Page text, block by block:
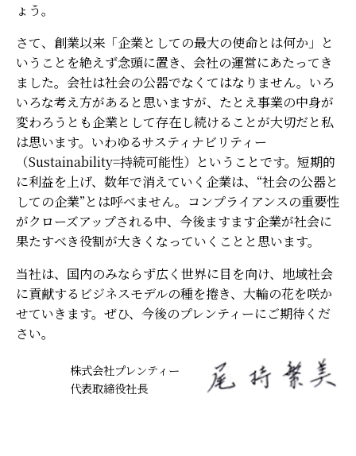
ょう。
さて、創業以来「企業としての最大の使命とは何か」と
いうことを絶えず念頭に置き、会社の運営にあたってき
ました。会社は社会の公器でなくてはなりません。いろ
いろな考え方があると思いますが、たとえ事業の中身が
変わろうとも企業として存在し続けることが大切だと私
は思います。いわゆるサスティナビリティー
（Sustainability=持続可能性）ということです。短期的
に利益を上げ、数年で消えていく企業は、“社会の公器と
しての企業”とは呼べません。コンプライアンスの重要性
がクローズアップされる中、今後ますます企業が社会に
果たすべき役割が大きくなっていくことと思います。
当社は、国内のみならず広く世界に目を向け、地域社会
に貢献するビジネスモデルの種を捲き、大輪の花を咲か
せていきます。ぜひ、今後のプレンティーにご期待くだ
さい。
株式会社プレンティー
代表取締役社長